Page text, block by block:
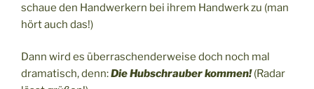
schaue den Handwerkern bei ihrem Handwerk zu (man
hört auch das!)
Dann wird es überraschenderweise doch noch mal
dramatisch, denn:Die Hubschrauber kommen!(Radar